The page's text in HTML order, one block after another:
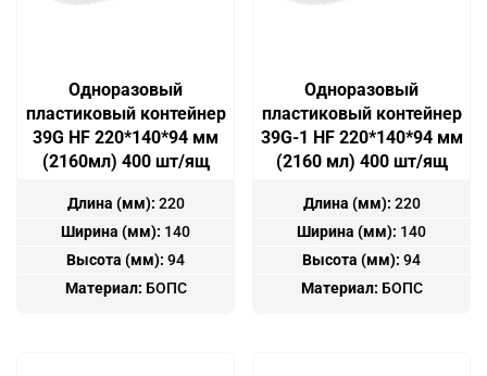
Одноразовый
пластиковый контейнер
39G HF 220*140*94 мм
(2160мл) 400 шт/ящ
Длина (мм): 220
Ширина (мм): 140
Высота (мм): 94
Материал: БОПС
Одноразовый
пластиковый контейнер
39G-1 HF 220*140*94 мм
(2160 мл) 400 шт/ящ
Длина (мм): 220
Ширина (мм): 140
Высота (мм): 94
Материал: БОПС